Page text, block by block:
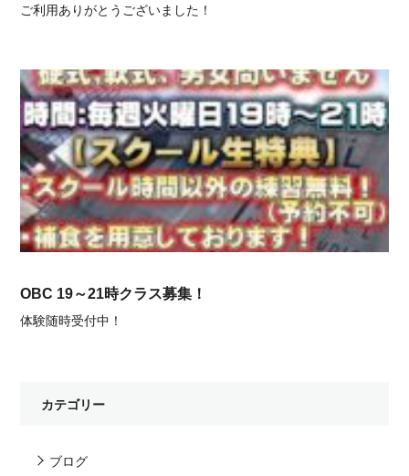
ご利用ありがとうございました！
OBC 19～21時クラス募集！
体験随時受付中！
カテゴリー
ブログ